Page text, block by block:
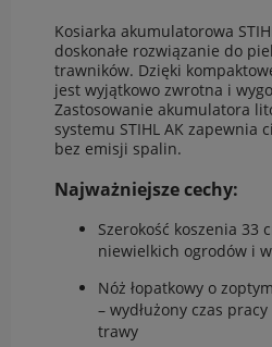
Kosiarka akumulatorowa
doskonałe rozwiązanie do
trawników. Dzięki
jest wyjątkowo zwrotna i
Zastosowanie akumulatora
systemu STIHL AK zapewnia
bez emisji spalin.
Najważniejsze cechy:
Szerokość koszenia 33
niewielkich ogrodów i
Nóż łopatkowy o
– wydłużony czas
trawy